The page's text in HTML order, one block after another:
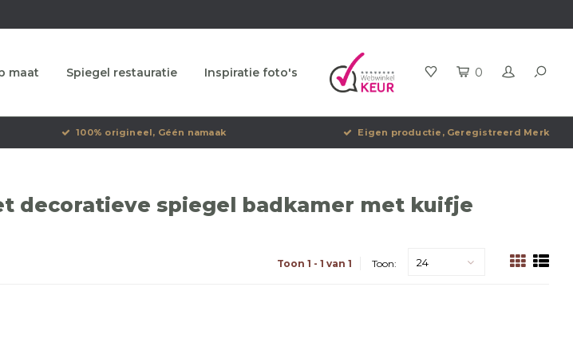
maat Spiegel restauratie Inspiratie foto's 0
100% origineel, Géén namaak Eigen productie, Geregistreerd Merk
decoratieve spiegel badkamer met kuifje
Toon 1 - 1 van 1 Toon: 24